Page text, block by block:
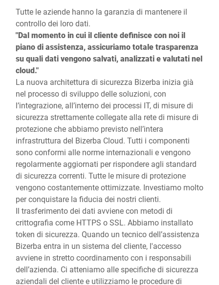
Tutte le aziende hanno la garanzia di mantenere il
controllo dei loro dati.
"Dal momento in cui il cliente definisce con noi il
piano di assistenza, assicuriamo totale trasparenza
su quali dati vengono salvati, analizzati e valutati nel
cloud."
La nuova architettura di sicurezza Bizerba inizia già
nel processo di sviluppo delle soluzioni, con
l’integrazione, all’interno dei processi IT, di misure di
sicurezza strettamente collegate alla rete di misure di
protezione che abbiamo previsto nell’intera
infrastruttura del Bizerba Cloud. Tutti i componenti
sono conformi alle norme internazionali e vengono
regolarmente aggiornati per rispondere agli standard
di sicurezza correnti. Tutte le misure di protezione
vengono costantemente ottimizzate. Investiamo molto
per conquistare la fiducia dei nostri clienti.
Il trasferimento dei dati avviene con metodi di
crittografia come HTTPS o SSL. Abbiamo installato
token di sicurezza. Quando un tecnico dell’assistenza
Bizerba entra in un sistema del cliente, l'accesso
avviene in stretto coordinamento con i responsabili
dell’azienda. Ci atteniamo alle specifiche di sicurezza
aziendali del cliente e utilizziamo le procedure di